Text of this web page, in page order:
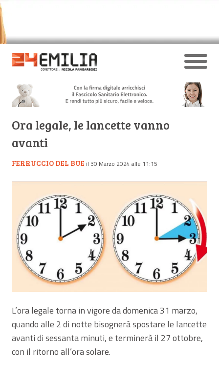
Ora legale, le lancette vanno
avanti
FERRUCCIO DEL BUE il 30 Marzo 2024 alle 11:15
L’ora legale torna in vigore da domenica 31 marzo,
quando alle 2 di notte bisognerà spostare le lancette
avanti di sessanta minuti, e terminerà il 27 ottobre,
con il ritorno all’ora solare.